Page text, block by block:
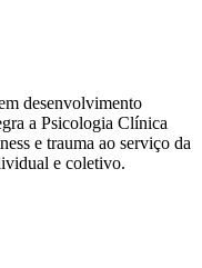
desenvolvimento
a Psicologia Clínica
e trauma ao serviço da
e coletivo.